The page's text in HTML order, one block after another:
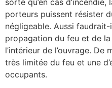
sorte qu’en cas
porteurs puissent résister
négligeable. Aussi
propagation du feu et de
l’intérieur de l’ouvrage.
très limitée du feu et une
occupants.